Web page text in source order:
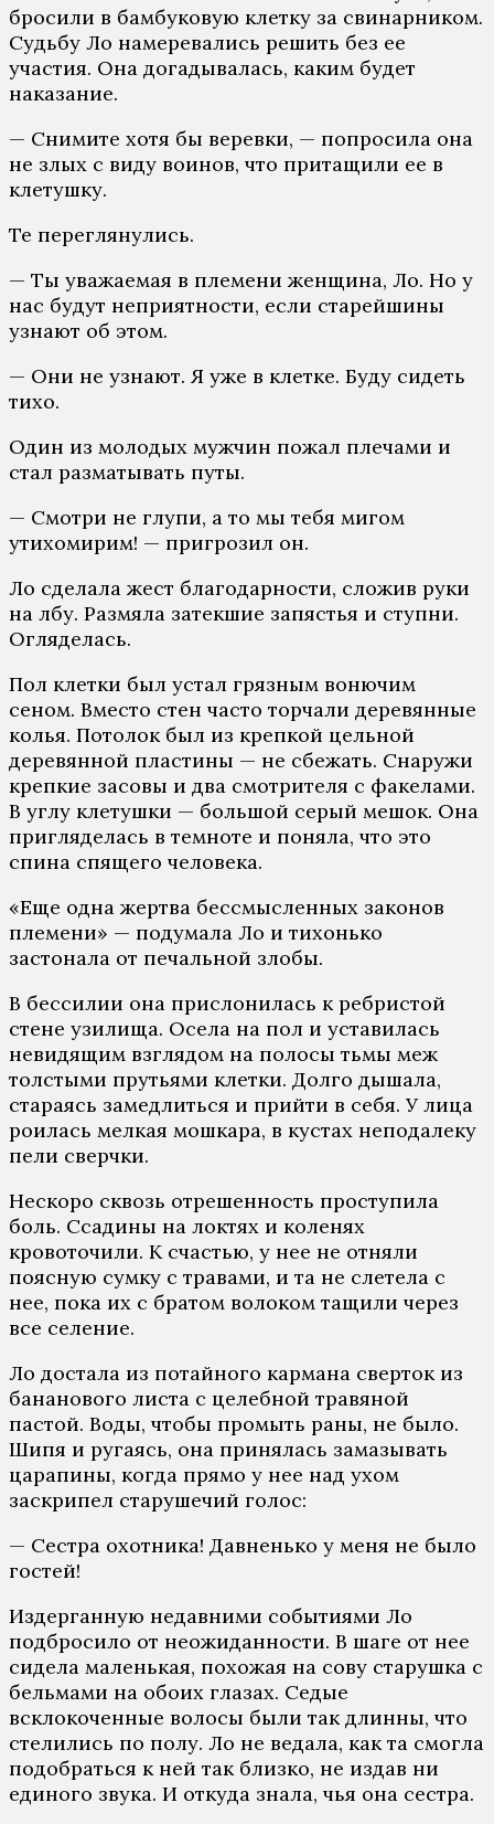
бросили в бамбуковую клетку за свинарником.
Судьбу Ло намеревались решить без ее
участия. Она догадывалась, каким будет
наказание.
— Снимите хотя бы веревки, — попросила она
не злых с виду воинов, что притащили ее в
клетушку.
Те переглянулись.
— Ты уважаемая в племени женщина, Ло. Но у
нас будут неприятности, если старейшины
узнают об этом.
— Они не узнают. Я уже в клетке. Буду сидеть
тихо.
Один из молодых мужчин пожал плечами и
стал разматывать путы.
— Смотри не глупи, а то мы тебя мигом
утихомирим! — пригрозил он.
Ло сделала жест благодарности, сложив руки
на лбу. Размяла затекшие запястья и ступни.
Огляделась.
Пол клетки был устал грязным вонючим
сеном. Вместо стен часто торчали деревянные
колья. Потолок был из крепкой цельной
деревянной пластины — не сбежать. Снаружи
крепкие засовы и два смотрителя с факелами.
В углу клетушки — большой серый мешок. Она
пригляделась в темноте и поняла, что это
спина спящего человека.
«Еще одна жертва бессмысленных законов
племени» — подумала Ло и тихонько
застонала от печальной злобы.
В бессилии она прислонилась к ребристой
стене узилища. Осела на пол и уставилась
невидящим взглядом на полосы тьмы меж
толстыми прутьями клетки. Долго дышала,
стараясь замедлиться и прийти в себя. У лица
роилась мелкая мошкара, в кустах неподалеку
пели сверчки.
Нескоро сквозь отрешенность проступила
боль. Ссадины на локтях и коленях
кровоточили. К счастью, у нее не отняли
поясную сумку с травами, и та не слетела с
нее, пока их с братом волоком тащили через
все селение.
Ло достала из потайного кармана сверток из
бананового листа с целебной травяной
пастой. Воды, чтобы промыть раны, не было.
Шипя и ругаясь, она принялась замазывать
царапины, когда прямо у нее над ухом
заскрипел старушечий голос:
— Сестра охотника! Давненько у меня не было
гостей!
Издерганную недавними событиями Ло
подбросило от неожиданности. В шаге от нее
сидела маленькая, похожая на сову старушка с
бельмами на обоих глазах. Седые
всклокоченные волосы были так длинны, что
стелились по полу. Ло не ведала, как та смогла
подобраться к ней так близко, не издав ни
единого звука. И откуда знала, чья она сестра.